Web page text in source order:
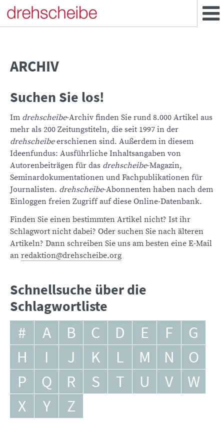
ARCHIV
Suchen Sie los!
Im drehscheibe-Archiv finden Sie rund 8.000 Artikel aus
mehr als 200 Zeitungstiteln, die seit 1997 in der
drehscheibeerschienen sind. Außerdem in diesem
Ideenfundus: Ausführliche Inhaltsangaben von
Autorenbeiträgen für das drehscheibe-Magazin,
Seminardokumentationen und Fachpublikationen für
Journalisten. drehscheibe-Abonnenten haben nach dem
Einloggen freien Zugriff auf diese Online-Datenbank.
Finden Sie einen bestimmten Artikel nicht? Ist ihr
Schlagwort nicht dabei? Oder suchen Sie nach älteren
Artikeln? Dann schreiben Sie uns am besten eine E-Mail
an redaktion@drehscheibe.org
Schnellsuche über die
Schlagwortliste
# A B C D E F
G
H
I J K L M N
O
P
Q R S T U V
W
X
Y Z